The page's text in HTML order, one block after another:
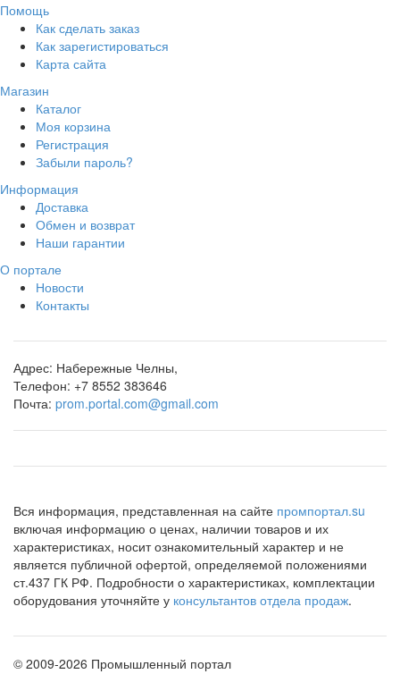
Помощь
Как сделать заказ
Как зарегистироваться
Карта сайта
Магазин
Каталог
Моя корзина
Регистрация
Забыли пароль?
Информация
Доставка
Обмен и возврат
Наши гарантии
О портале
Новости
Контакты
Адрес: Набережные Челны,
Телефон: +7 8552 383646
Почта: prom.portal.com@gmail.com
Вся информация, представленная на сайте промпортал.su
включая информацию о ценах, наличии товаров и их
характеристиках, носит ознакомительный характер и не
является публичной офертой, определяемой положениями
ст.437 ГК РФ. Подробности о характеристиках, комплектации
оборудования уточняйте у консультантов отдела продаж.
© 2009-2026 Промышленный портал